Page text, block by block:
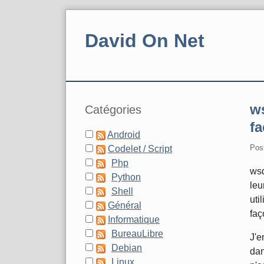
David On Net
Sidebar
Catégories
Android
Codelet / Script
Php
Python
Shell
Général
Informatique
BureauLibre
Debian